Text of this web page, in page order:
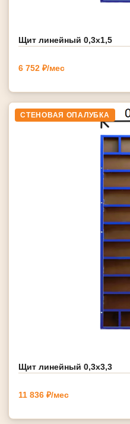
Щит линейный 0,3х1,5
6 752 ₽/мес
СТЕНОВАЯ ОПАЛУБКА
Щит линейный 0,3х3,3
11 836 ₽/мес